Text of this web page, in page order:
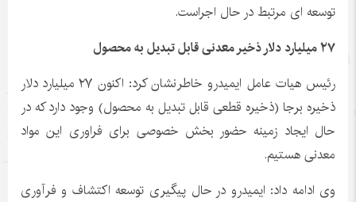
توسعه ای مرتبط در حال اجراست.
۲۷ میلیارد دلار ذخیر معدنی قابل تبدیل به محصول
رئیس هیات عامل ایمیدرو خاطرنشان کرد: اکنون ۲۷ میلیارد دلار
ذخیره برجا (ذخیره قطعی قابل تبدیل به محصول) وجود دارد که در
حال ایجاد زمینه حضور بخش خصوصی برای فراوری این مواد
معدنی هستیم.
وی ادامه داد: ایمیدرو در حال پیگیری توسعه اکتشاف و فرآوری